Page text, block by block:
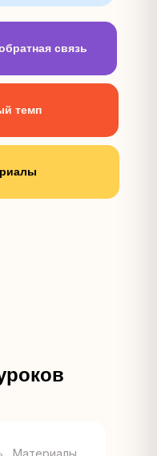
связь
темп
Материалы